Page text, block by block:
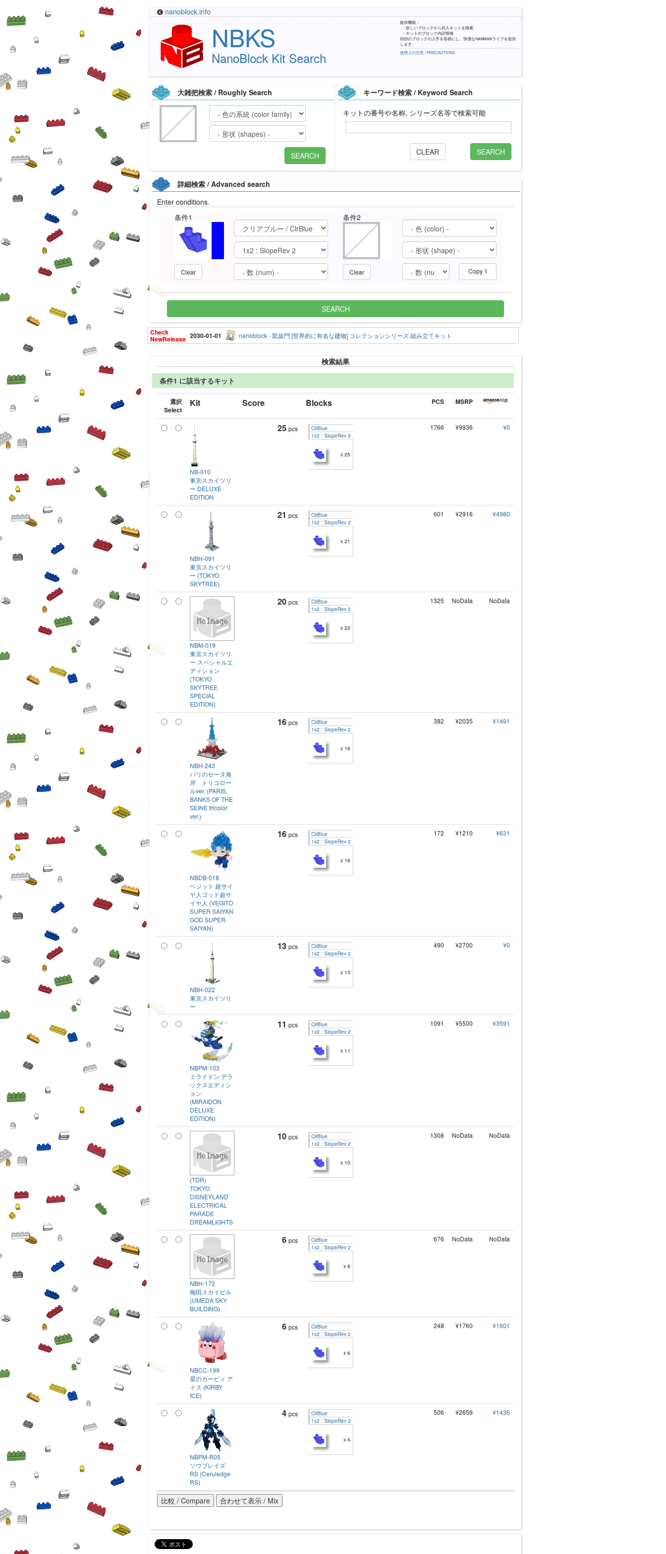
nanoblock.info
NBKS
NanoBlock Kit Search
提供機能：
・欲しいブロックから封入キットを検索
・キットのブロック内訳情報
目的のブロックの入手を容易にし、快適なnanoblockライフを提供
します。
使用上の注意 / PRECAUTIONS
大雑把検索 / Roughly Search
SEARCH
キーワード検索 / Keyword Search
キットの番号や名称, シリーズ名等で検索可能
SEARCH
CLEAR
詳細検索 / Advanced search
Enter conditions.
条件1
Clear
条件2
Clear Copy 1
SEARCH
Check
NewRelease 2030-01-01 nanoblock - 凱旋門 [世界的に有名な建物] コレクションシリーズ 組み立てキット
検索結果
条件1 に該当するキット
選択
Select
Kit Score Blocks PCS MSRP
NB-010
東京スカイツリ
ー DELUXE
EDITION
25 pcs
ClrBlue
1x2 : SlopeRev 2
x 25
1766 ¥9936 ¥0
NBH-091
東京スカイツリ
ー (TOKYO
SKYTREE)
21 pcs
ClrBlue
1x2 : SlopeRev 2
x 21
601 ¥2916 ¥4980
NBM-019
東京スカイツリ
ー スペシャルエ
ディション
(TOKYO
SKYTREE
SPECIAL
EDITION)
20 pcs
ClrBlue
1x2 : SlopeRev 2
x 20
1325 NoData NoData
NBH-243
パリのセーヌ海
岸 トリコロー
ルver. (PARIS,
BANKS OF THE
SEINE tricolor
ver.)
16 pcs
ClrBlue
1x2 : SlopeRev 2
x 16
382 ¥2035 ¥1491
NBDB-018
ベジット 超サイ
ヤ人ゴッド超サ
イヤ人 (VEGITO
SUPER SAIYAN
GOD SUPER
SAIYAN)
16 pcs
ClrBlue
1x2 : SlopeRev 2
x 16
172 ¥1210 ¥631
NBH-022
東京スカイツリ
ー
13 pcs
ClrBlue
1x2 : SlopeRev 2
x 13
490 ¥2700 ¥0
NBPM-103
ミライドン デラ
ックスエディシ
ョン
(MIRAIDON
DELUXE
EDITION)
11 pcs
ClrBlue
1x2 : SlopeRev 2
x 11
1091 ¥5500 ¥3591
(TDR)
TOKYO
DISNEYLAND
ELECTRICAL
PARADE
DREAMLIGHTS
10 pcs
ClrBlue
1x2 : SlopeRev 2
x 10
1308 NoData NoData
NBH-172
梅田スカイビル
(UMEDA SKY
BUILDING)
6 pcs
ClrBlue
1x2 : SlopeRev 2
x 6
676 NoData NoData
NBCC-199
星のカービィ ア
イス (KIRBY
ICE)
6 pcs
ClrBlue
1x2 : SlopeRev 2
x 6
248 ¥1760 ¥1601
NBPM-R05
ソウブレイズ
RS (Ceruledge
RS)
4 pcs
ClrBlue
1x2 : SlopeRev 2
x 4
506 ¥2659 ¥1436
比較 / Compare 合わせて表示 / Mix